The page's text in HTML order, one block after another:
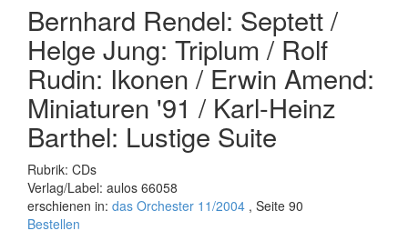
Bernhard Rendel: Septett /
Helge Jung: Triplum / Rolf
Rudin: Ikonen / Erwin Amend:
Miniaturen '91 / Karl-Heinz
Barthel: Lustige Suite
Rubrik: CDs
Verlag/Label: aulos 66058
erschienen in: das Orchester 11/2004 , Seite 90
Bestellen